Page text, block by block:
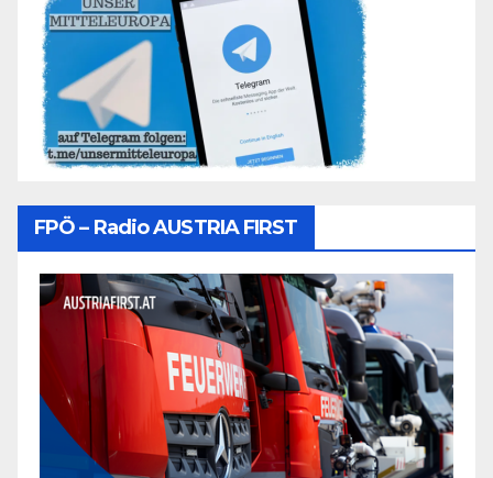
FPÖ – Radio AUSTRIA FIRST